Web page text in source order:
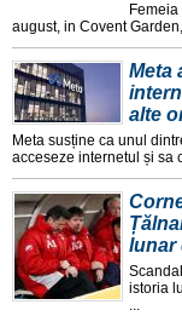
august, in Covent
Meta
alte
Meta susține ca unul
acceseze internetul și sa
lunar
istoria
...